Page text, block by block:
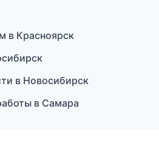
в Красноярск
в Новосибирск
в Самара